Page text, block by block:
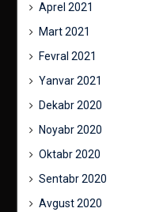
Aprel 2021
Mart 2021
Fevral 2021
Yanvar 2021
Dekabr 2020
Noyabr 2020
Oktabr 2020
Sentabr 2020
Avgust 2020